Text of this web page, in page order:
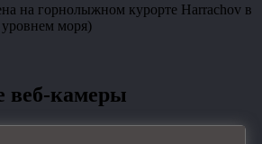
на горнолыжном курорте Harrachov в
моря)
веб-камеры